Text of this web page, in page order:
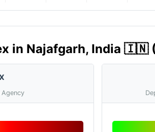
in Najafgarh, India 🇮🇳